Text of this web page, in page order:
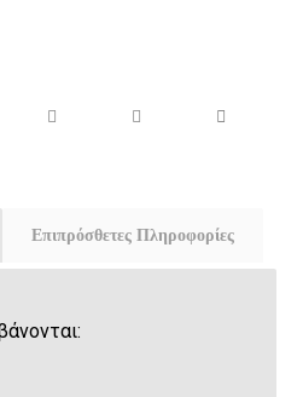
Επιπρόσθετες Πληροφορίες